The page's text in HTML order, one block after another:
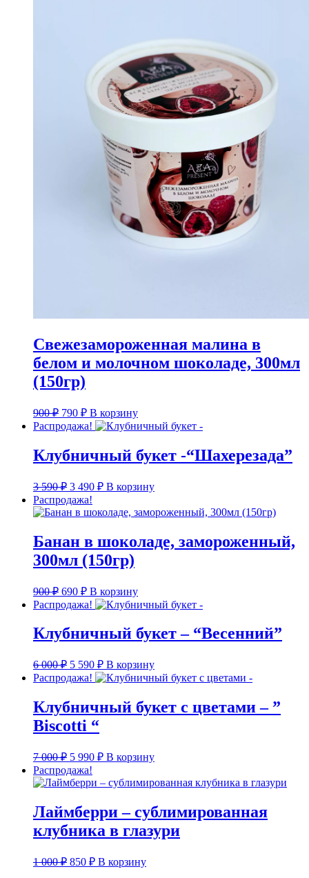
Свежезамороженная малина в
белом и молочном шоколаде, 300мл
(150гр)
900₽ Первоначальная
цена
составляла
900 ₽.
790 ₽Текущая
цена:
В корзину
Распродажа!
Клубничный букет -“Шахерезада”
3 590₽ Первоначальная
цена
составляла
3
3 490 ₽Текущая
цена:
3
В корзину
Распродажа!
Банан в шоколаде, замороженный,
300мл (150гр)
900₽ Первоначальная
цена
составляла
900 ₽.
690 ₽Текущая
цена:
В корзину
Распродажа!
Клубничный букет – “Весенний”
6 000₽ Первоначальная
цена
составляла
6
000 ₽.
5 590 ₽Текущая
цена:
5
590 ₽.
В корзину
Распродажа!
Клубничный букет с цветами – ”
Biscotti “
7 000₽ Первоначальная
цена
составляла
7
000 ₽.
5 990 ₽Текущая
цена:
В корзину
Распродажа!
Лаймберри – сублимированная
клубника в глазури
1 000₽ Первоначальная
850 ₽Текущая
цена:
В корзину